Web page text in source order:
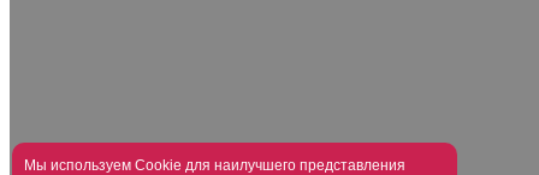
Мы используем Cookie для наилучшего представления